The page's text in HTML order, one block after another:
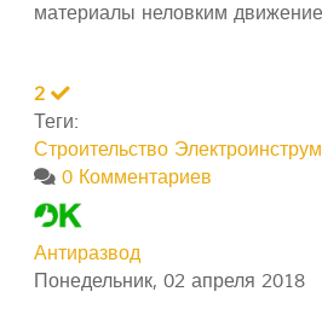
материалы неловким
2
Теги:
Строительство
0 Комментариев
Антиразвод
Понедельник, 02 апреля 2018